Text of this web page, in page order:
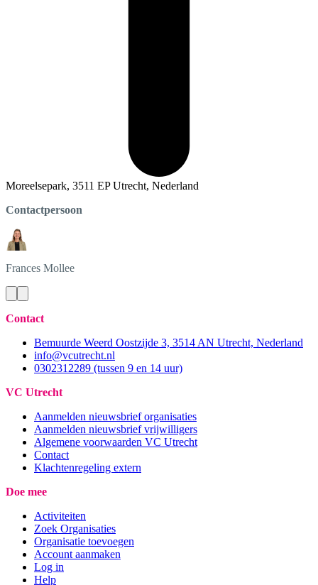
Moreelsepark, 3511 EP Utrecht, Nederland
Contactpersoon
Frances Mollee
Contact
Bemuurde Weerd Oostzijde 3, 3514 AN Utrecht, Nederland
info@vcutrecht.nl
0302312289 (tussen 9 en 14 uur)
VC Utrecht
Aanmelden nieuwsbrief organisaties
Aanmelden nieuwsbrief vrijwilligers
Algemene voorwaarden VC Utrecht
Contact
Klachtenregeling extern
Doe mee
Activiteiten
Zoek Organisaties
Organisatie toevoegen
Account aanmaken
Log in
Help